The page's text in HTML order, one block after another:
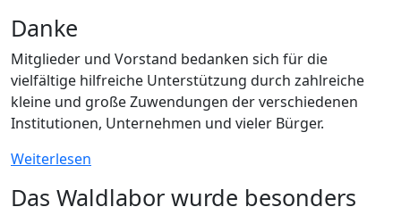
Danke
Mitglieder und Vorstand bedanken sich für die
vielfältige hilfreiche Unterstützung durch zahlreiche
kleine und große Zuwendungen der verschiedenen
Institutionen, Unternehmen und vieler Bürger.
Weiterlesen
Das Waldlabor wurde besonders